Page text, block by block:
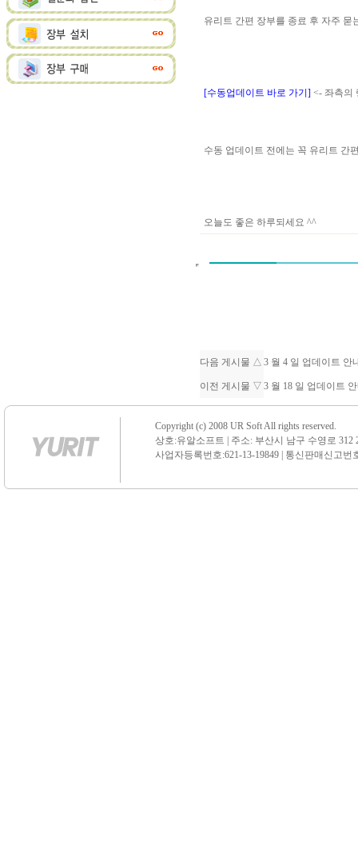
유리트 간편 장부를 종료 후 자주
[수동업데이트 바로 가기] <- 좌측의
수동 업데이트 전에는 꼭 유리트 간
오늘도 좋은 하루되세요 ^^
다음 게시물 △ 3 월 4 일 업데이트 안
이전 게시물 ▽ 3 월 18 일 업데이트
Copyright (c) 2008 UR Soft All rights reserved.
상호:유알소프트 | 주소: 부산시 남구 수영로 312
사업자등록번호:621-13-19849 | 통신판매신고번